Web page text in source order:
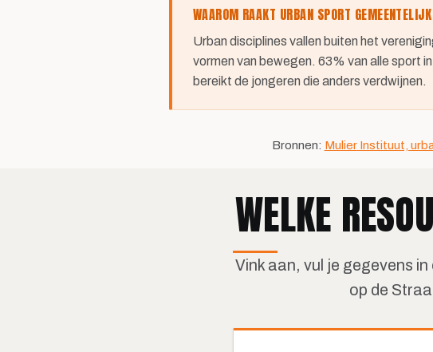
WAAROM RAAKT URBAN SPORT
Urban disciplines vallen buiten het
vormen van bewegen. 63% van alle sport
bereikt de jongeren die anders verdwijnen.
Bronnen: Mulier Instituut,
WELKE
Vink aan, vul je gegevens
op de